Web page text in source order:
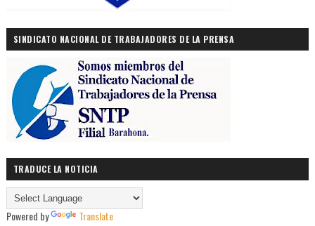
SINDICATO NACIONAL DE TRABAJADORES DE LA PRENSA
TRADUCE LA NOTICIA
Powered by Translate